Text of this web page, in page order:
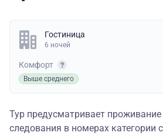
Гостиница
6 ночей
Комфорт
Выше среднего
Тур предусматривает проживание
следования в номерах категории